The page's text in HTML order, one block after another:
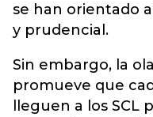
se han orientado
y prudencial.
Sin embargo, la
promueve que
lleguen a los SCL